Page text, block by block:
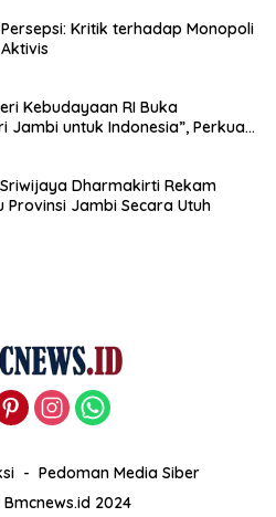
Kritik terhadap Monopoli
Kebudayaan RI Buka
Jambi untuk Indonesia”, Perkuat
Dharmakirti Rekam
Jambi Secara Utuh
Pedoman Media Siber
2024